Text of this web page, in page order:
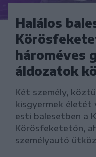
Halálos
hároméves
áldozatok
Két személy,
kisgyermek
esti balesetben a
Körösfeketetón,
személyautó